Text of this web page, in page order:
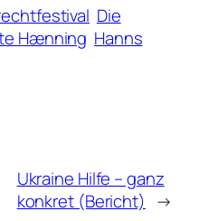
Die
Hænning Hanns
Ukraine Hilfe – ganz
konkret (Bericht) →